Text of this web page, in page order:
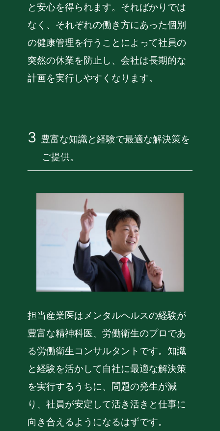
と安心を得られます。そればかりでは
なく、それぞれの働き方にあった個別
の健康管理を行うことによって社員の
突然の休業を防止し、会社は長期的な
計画を実行しやすくなります。
豊富な知識と経験で最適な解決策を
ご提供。
担当産業医はメンタルヘルスの経験が
豊富な精神科医、労働衛生のプロであ
る労働衛生コンサルタントです。知識
と経験を活かして自社に最適な解決策
を実行するうちに、問題の発生が減
り、社員が安定して活き活きと仕事に
向き合えるようになるはずです。